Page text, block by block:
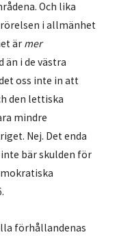
Och lika
i allmänhet
är mer
än i de västra
oss inte in att
den lettiska
mindre
Nej. Det enda
bär skulden för
förhållandenas